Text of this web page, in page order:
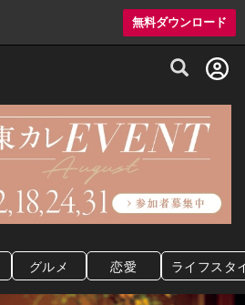
無料ダウンロード
グルメ情報・プレミアムレストラン予約
グルメ 恋愛 ライフスタ